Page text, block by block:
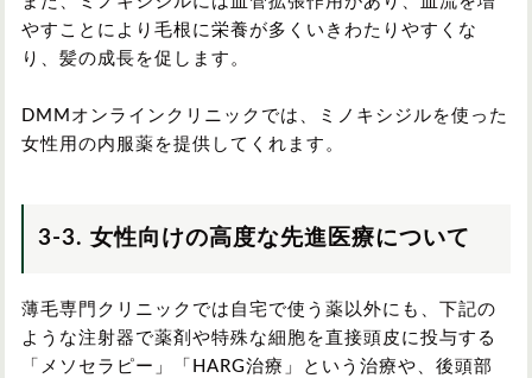
やすことにより毛根に栄養が多くいきわたりやすくな
り、髪の成長を促します。
DMMオンラインクリニックでは、ミノキシジルを使った
女性用の内服薬を提供してくれます。
3-3. 女性向けの高度な先進医療について
薄毛専門クリニックでは自宅で使う薬以外にも、下記の
ような注射器で薬剤や特殊な細胞を直接頭皮に投与する
「メソセラピー」「HARG治療」という治療や、後頭部